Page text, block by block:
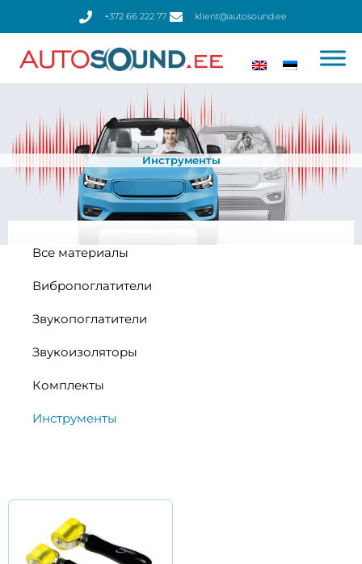
+372 66 222 77 klient@autosound.ee
Инструменты
Все материалы
Вибропоглатители
Звукопоглатители
Звукоизоляторы
Комплекты
Инструменты